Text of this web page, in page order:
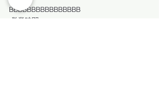
BBBBBBBBBBBBBBBB
営業時間